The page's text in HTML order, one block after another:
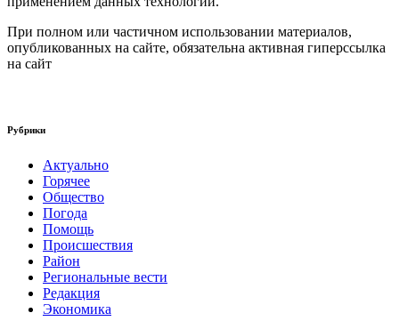
При полном или частичном использовании материалов,
опубликованных на сайте, обязательна активная гиперссылка
на сайт
Рубрики
Актуально
Горячее
Общество
Погода
Помощь
Происшествия
Район
Региональные вести
Редакция
Экономика